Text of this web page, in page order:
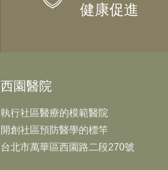
健康促進
西園醫院
執行社區醫療的模範醫院
開創社區預防醫學的標竿
台北市萬華區西園路二段270號